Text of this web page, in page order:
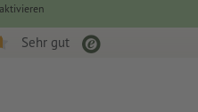
Sehr gut